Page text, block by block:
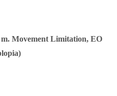
Movement Limitation, EO